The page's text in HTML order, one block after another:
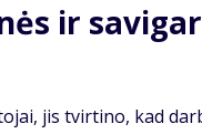
ir
jis tvir­ti­no, kad